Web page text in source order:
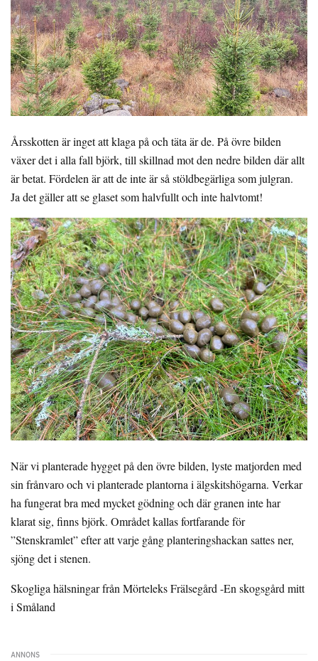
Årsskotten är inget att klaga på och täta är de. På övre bilden
växer det i alla fall björk, till skillnad mot den nedre bilden där allt
är betat. Fördelen är att de inte är så stöldbegärliga som julgran.
Ja det gäller att se glaset som halvfullt och inte halvtomt!
När vi planterade hygget på den övre bilden, lyste matjorden med
sin frånvaro och vi planterade plantorna i älgskitshögarna. Verkar
ha fungerat bra med mycket gödning och där granen inte har
klarat sig, finns björk. Området kallas fortfarande för
”Stenskramlet” efter att varje gång planteringshackan sattes ner,
sjöng det i stenen.
Skogliga hälsningar från Mörteleks Frälsegård -En skogsgård mitt
i Småland